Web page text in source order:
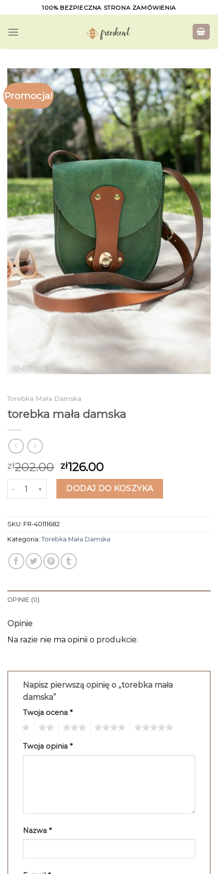
to
content
100% BEZPIECZNA STRONA ZAMÓWIENIA
Promocja!
Torebka Mała Damska
torebka mała damska
zł202.00 zł126.00
ilość torebka mała damskaDODAJ DO KOSZYKA
SKU: FR-40111682
Kategoria: Torebka Mała Damska
OPINIE (0)
Opinie
Na razie nie ma opinii o produkcie.
Napisz pierwszą opinię o „torebka mała
damska”
Twoja ocena *
Twoja opinia *
Nazwa *